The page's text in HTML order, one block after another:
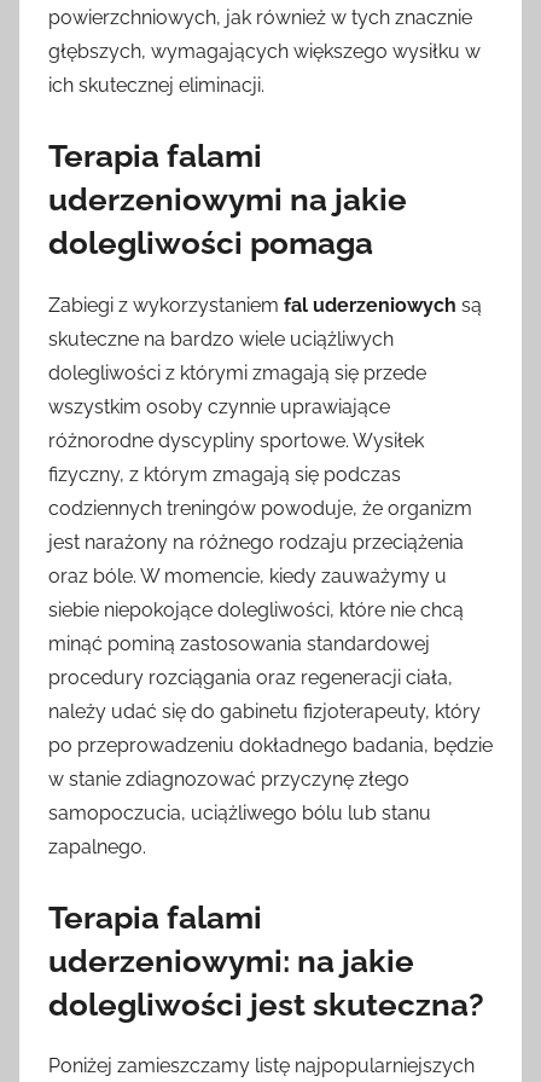
powierzchniowych, jak również w tych znacznie
głębszych, wymagających większego wysiłku w
ich skutecznej eliminacji.
Terapia falami
uderzeniowymi na jakie
dolegliwości pomaga
Zabiegi z wykorzystaniem fal uderzeniowych są
skuteczne na bardzo wiele uciążliwych
dolegliwości z którymi zmagają się przede
wszystkim osoby czynnie uprawiające
różnorodne dyscypliny sportowe. Wysiłek
fizyczny, z którym zmagają się podczas
codziennych treningów powoduje, że organizm
jest narażony na różnego rodzaju przeciążenia
oraz bóle. W momencie, kiedy zauważymy u
siebie niepokojące dolegliwości, które nie chcą
minąć pominą zastosowania standardowej
procedury rozciągania oraz regeneracji ciała,
należy udać się do gabinetu fizjoterapeuty, który
po przeprowadzeniu dokładnego badania, będzie
w stanie zdiagnozować przyczynę złego
samopoczucia, uciążliwego bólu lub stanu
zapalnego.
Terapia falami
uderzeniowymi: na jakie
dolegliwości jest skuteczna?
Poniżej zamieszczamy listę najpopularniejszych